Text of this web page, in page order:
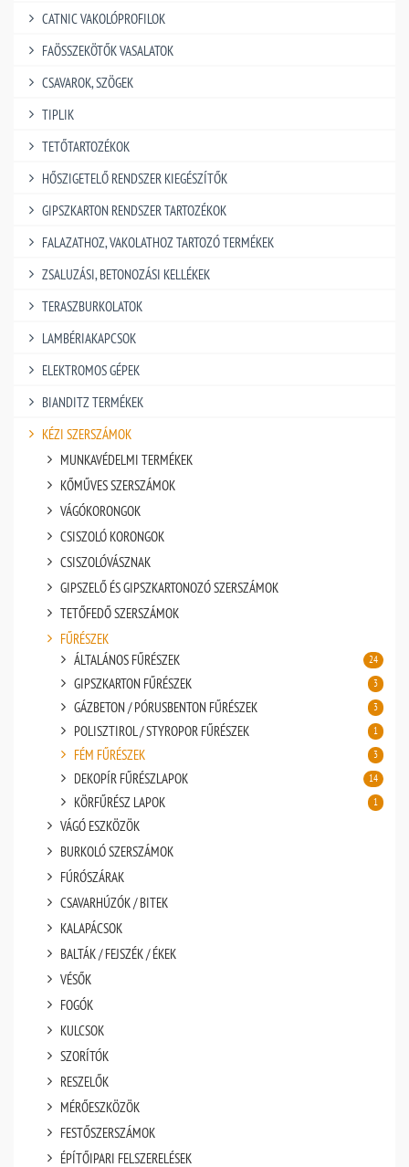
CATNIC VAKOLÓPROFILOK
FAÖSSZEKÖTŐK VASALATOK
CSAVAROK, SZÖGEK
TIPLIK
TETŐTARTOZÉKOK
HŐSZIGETELŐ RENDSZER KIEGÉSZÍTŐK
GIPSZKARTON RENDSZER TARTOZÉKOK
FALAZATHOZ, VAKOLATHOZ TARTOZÓ TERMÉKEK
ZSALUZÁSI, BETONOZÁSI KELLÉKEK
TERASZBURKOLATOK
LAMBÉRIAKAPCSOK
ELEKTROMOS GÉPEK
BIANDITZ TERMÉKEK
KÉZI SZERSZÁMOK
MUNKAVÉDELMI TERMÉKEK
KŐMŰVES SZERSZÁMOK
VÁGÓKORONGOK
CSISZOLÓ KORONGOK
CSISZOLÓVÁSZNAK
GIPSZELŐ ÉS GIPSZKARTONOZÓ SZERSZÁMOK
TETŐFEDŐ SZERSZÁMOK
FŰRÉSZEK
ÁLTALÁNOS FŰRÉSZEK
24
GIPSZKARTON FŰRÉSZEK 3
GÁZBETON / PÓRUSBENTON FŰRÉSZEK 3
POLISZTIROL / STYROPOR FŰRÉSZEK 1
FÉM FŰRÉSZEK 3
DEKOPÍR FŰRÉSZLAPOK 14
KÖRFŰRÉSZ LAPOK 1
VÁGÓ ESZKÖZÖK
BURKOLÓ SZERSZÁMOK
FÚRÓSZÁRAK
CSAVARHÚZÓK / BITEK
KALAPÁCSOK
BALTÁK / FEJSZÉK / ÉKEK
VÉSŐK
FOGÓK
KULCSOK
SZORÍTÓK
RESZELŐK
MÉRŐESZKÖZÖK
FESTŐSZERSZÁMOK
ÉPÍTŐIPARI FELSZERELÉSEK